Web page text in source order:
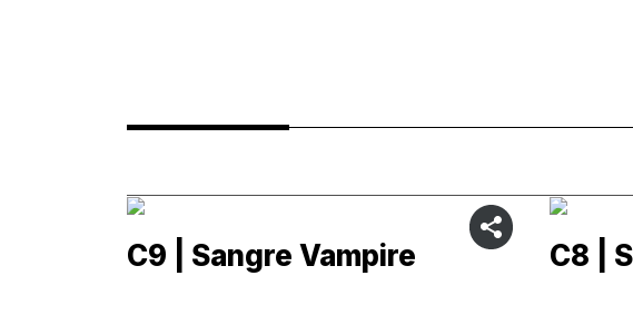
C9 | Sangre Vampire C8 |